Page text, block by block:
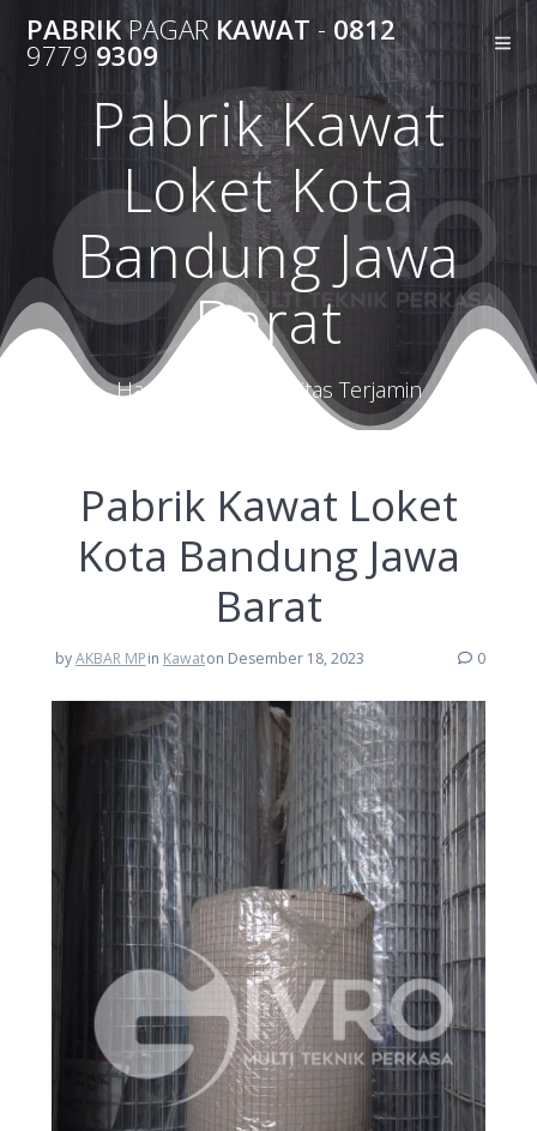
to
PABRIKPAGAR KAWAT - 0812
9779 9309
Pabrik Kawat
Loket Kota
Bandung Jawa
Barat
Harga Terbaik Kualitas Terjamin
Pabrik Kawat Loket
Kota Bandung Jawa
Barat
byAKBAR MPin Kawaton Desember 18, 2023 0